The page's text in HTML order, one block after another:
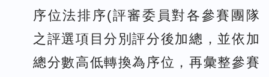
序位法排序(評審委員對各參賽團隊
之評選項目分別評分後加總，並依加
總分數高低轉換為序位，再彙整參賽